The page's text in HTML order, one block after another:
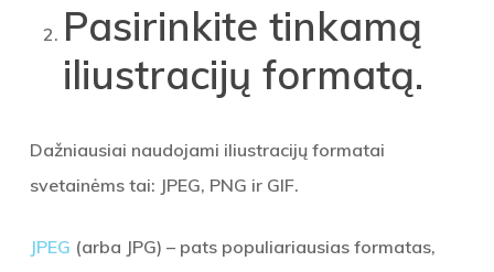
Pasirinkite tinkamą
iliustracijų formatą.
Dažniausiai naudojami iliustracijų formatai
svetainėms tai: JPEG, PNG ir GIF.
JPEG (arba JPG) – pats populiariausias formatas,